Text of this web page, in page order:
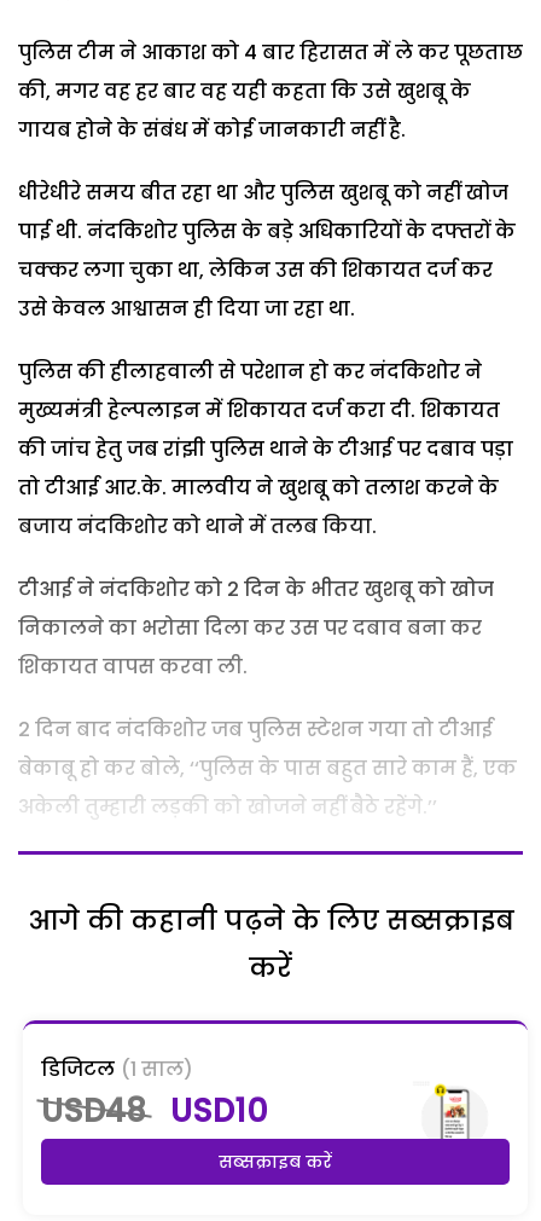
पुलिस टीम ने आकाश को 4 बार हिरासत में ले कर पूछताछ
की, मगर वह हर बार वह यही कहता कि उसे खुशबू के
गायब होने के संबंध में कोई जानकारी नहीं है.
धीरेधीरे समय बीत रहा था और पुलिस खुशबू को नहीं खोज
पाई थी. नंदकिशोर पुलिस के बड़े अधिकारियों के दफ्तरों के
चक्कर लगा चुका था, लेकिन उस की शिकायत दर्ज कर
उसे केवल आश्वासन ही दिया जा रहा था.
पुलिस की हीलाहवाली से परेशान हो कर नंदकिशोर ने
मुख्यमंत्री हेल्पलाइन में शिकायत दर्ज करा दी. शिकायत
की जांच हेतु जब रांझी पुलिस थाने के टीआई पर दबाव पड़ा
तो टीआई आर.के. मालवीय ने खुशबू को तलाश करने के
बजाय नंदकिशोर को थाने में तलब किया.
टीआई ने नंदकिशोर को 2 दिन के भीतर खुशबू को खोज
निकालने का भरोसा दिला कर उस पर दबाव बना कर
शिकायत वापस करवा ली.
2 दिन बाद नंदकिशोर जब पुलिस स्टेशन गया तो टीआई
बेकाबू हो कर बोले, ‘‘पुलिस के पास बहुत सारे काम हैं, एक
अकेली तुम्हारी लड़की को खोजने नहीं बैठे रहेंगे.’’
आगे की कहानी पढ़ने के लिए सब्सक्राइब
करें
डिजिटल (1 साल)
USD48 USD10
सब्सक्राइब करें